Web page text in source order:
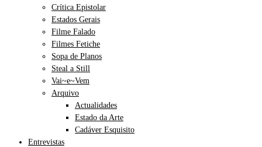
Crítica Epistolar
Estados Gerais
Filme Falado
Filmes Fetiche
Sopa de Planos
Steal a Still
Vai~e~Vem
Arquivo
Actualidades
Estado da Arte
Cadáver Esquisito
Entrevistas